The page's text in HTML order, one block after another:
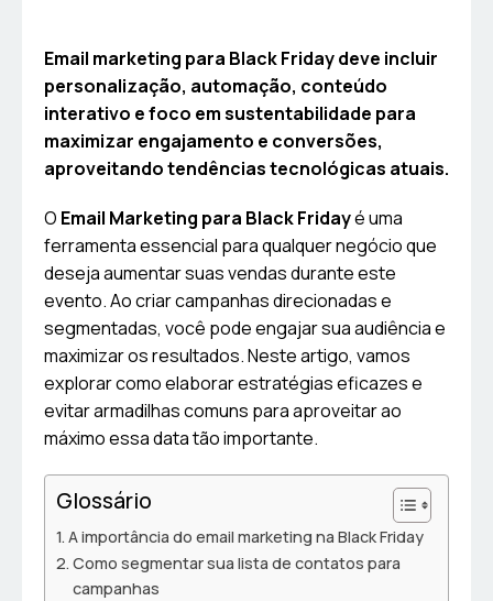
Email marketing para Black Friday deve incluir
personalização, automação, conteúdo
interativo e foco em sustentabilidade para
maximizar engajamento e conversões,
aproveitando tendências tecnológicas atuais.
O Email Marketing para Black Fridayé uma
ferramenta essencial para qualquer negócio que
deseja aumentar suas vendas durante este
evento. Ao criar campanhas direcionadas e
segmentadas, você pode engajar sua audiência e
maximizar os resultados. Neste artigo, vamos
explorar como elaborar estratégias eficazes e
evitar armadilhas comuns para aproveitar ao
máximo essa data tão importante.
Glossário
A importância do email marketing na Black Friday
Como segmentar sua lista de contatos para
campanhas